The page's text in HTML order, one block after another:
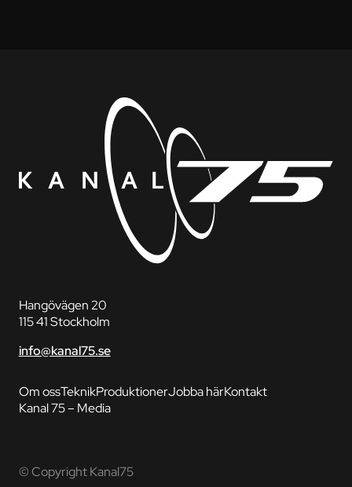
Hangövägen 20
115 41 Stockholm
info@kanal75.se
Om ossTeknikProduktionerJobba härKontakt
Kanal 75 – Media
© Copyright Kanal75